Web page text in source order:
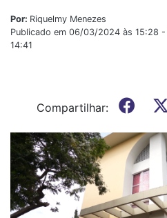
Por: Riquelmy Menezes
Publicado em 06/03/2024 às 15:28
14:41
Compartilhar: